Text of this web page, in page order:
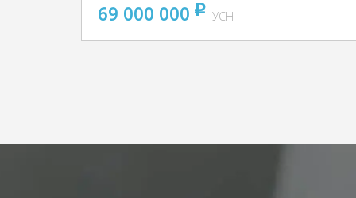
69 000 000 pуб
УСН